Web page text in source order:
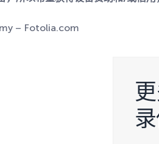
– Fotolia.com